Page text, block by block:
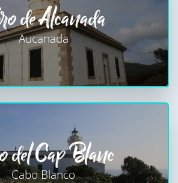
de Alcanada
Aucanada
del Cap Blanc
Cabo Blanco